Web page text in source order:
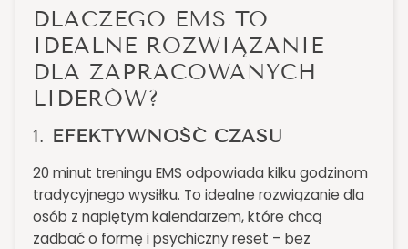
DLACZEGO EMS TO
IDEALNE ROZWIĄZANIE
DLA ZAPRACOWANYCH
LIDERÓW?
1. EFEKTYWNOŚĆ CZASU
20 minut treningu EMS odpowiada kilku godzinom
tradycyjnego wysiłku. To idealne rozwiązanie dla
osób z napiętym kalendarzem, które chcą
zadbać o formę i psychiczny reset – bez